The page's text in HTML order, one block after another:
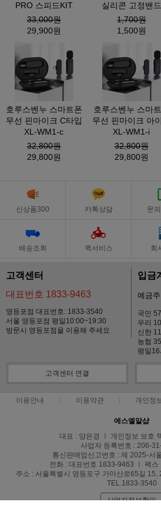
PRO 스피드KIT
33,000원
29,900원
실리콘 고정밴드
1,700원
1,500원
호루스벤누 스마트폰
무선 핀마이크 C타입
XL-WM1-c
32,800원
29,800원
호루스벤누 스마
무선 핀마이크 아
XL-WM1-i
32,800원
29,800원
신상품300 카톡상담 문
배송조회 퀵서비스 회
고객센터
대표번호 1833-9463
영등포점 대표번호: 1833-3540
서울 영등포점 평일10:00~19:30
방문시 영등포점을 이용해 주세요
입금
예금
국민
우리
신한
농협
평일
고객센터 연결
이용안내 이용약관 개인정
에스엘알샵
대표 : 양은경 ㅣ 개인정보 보호
사업자 등록번호 : 206-
통신판매업신고번호 : 제 2025-서
전화 : 대표번호 1833-9463 ㅣ 팩
주소 : 서울특별시 영등포구 가마산로65길
TEL.1833-3540
사업자정보확인